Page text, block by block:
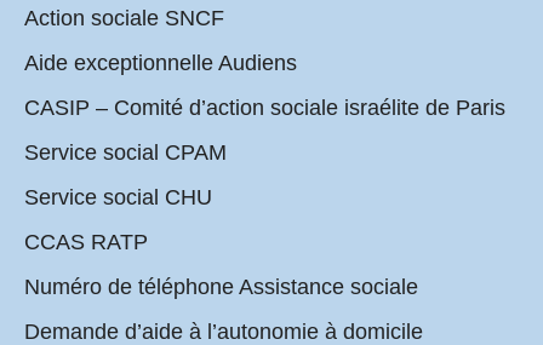
Action sociale SNCF
Aide exceptionnelle Audiens
CASIP – Comité d’action sociale israélite de Paris
Service social CPAM
Service social CHU
CCAS RATP
Numéro de téléphone Assistance sociale
Demande d’aide à l’autonomie à domicile